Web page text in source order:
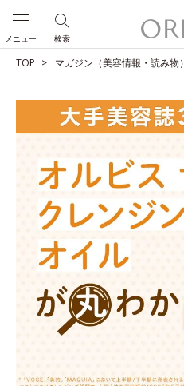
検索
メニュー
TOP マガジン（美容情報・読み物）